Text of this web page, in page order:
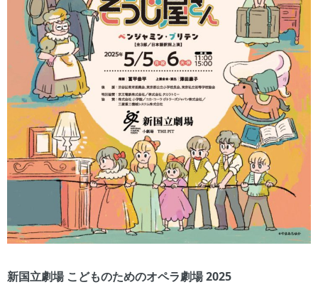
新国立劇場 こどものためのオペラ劇場 2025